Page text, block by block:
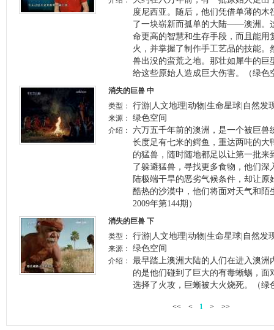
度尼西亚。随后，他们凭借单薄的
了一块崭新而孤单的大陆――澳洲。
命更高的智慧和生存手段，而且能用
火，并掌握了制作手工艺品的技能
兽出没的蛮荒之地。那壮如犀牛的巨
给这些原始人造成巨大伤害。（绿色
消失的巨兽 中
类型：
行游|人文地理|动物|生命星球|自然发
来源： 绿色空间
介绍：
六万五千年前的澳洲，是一个被巨兽
长度足有七米的鳄鱼，重达两吨的大
的猛兽，随时随地都足以让第一批
了躲避猛兽，寻找更多食物，他们
陆极端干旱的恶劣气候条件，却让
酷热的沙漠中，他们将面对天气和陌
2009年第144期）
消失的巨兽 下
类型：
行游|人文地理|动物|生命星球|自然发
来源： 绿色空间
介绍：
最早踏上澳洲大陆的人们在进入澳洲
的是他们碰到了巨大的有毒蜥蜴，
选择了火攻，巨蜥被大火烧死。（绿
<< < 1 > >>